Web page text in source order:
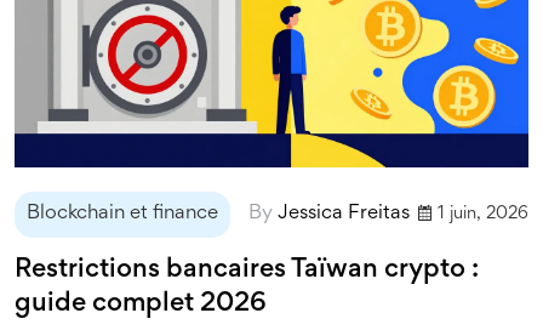
Blockchain et finance By Jessica Freitas 1 juin, 2026
Restrictions bancaires Taïwan crypto :
guide complet 2026